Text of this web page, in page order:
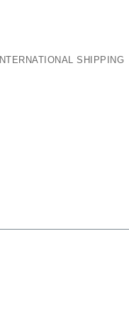
INTERNATIONAL SHIPPING